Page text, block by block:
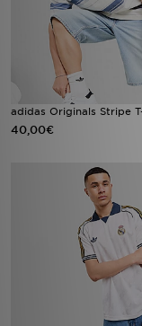
adidas Originals Stripe
40,00€